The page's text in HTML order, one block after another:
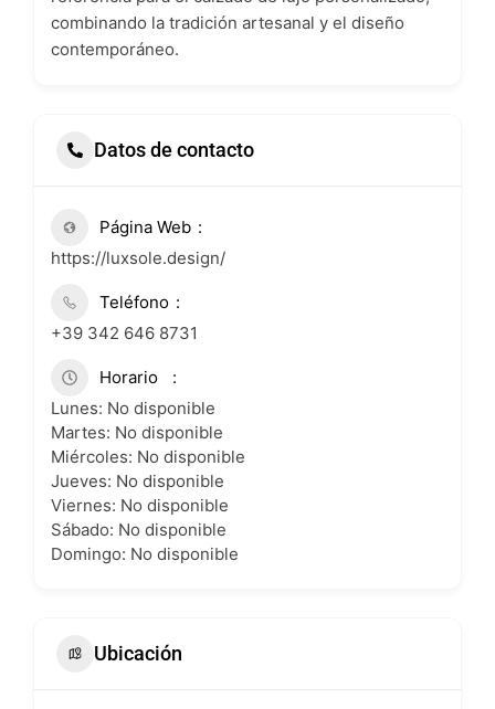
combinando la tradición artesanal y el diseño
contemporáneo.
Datos de contacto
Página Web
https://luxsole.design/
Teléfono
+39 342 646 8731
Horario
Lunes: No disponible
Martes: No disponible
Miércoles: No disponible
Jueves: No disponible
Viernes: No disponible
Sábado: No disponible
Domingo: No disponible
Ubicación